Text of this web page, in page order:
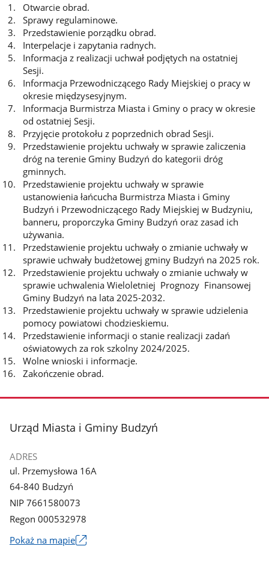
Otwarcie obrad.
Sprawy regulaminowe.
Przedstawienie porządku obrad.
Interpelacje i zapytania radnych.
Informacja z realizacji uchwał podjętych na ostatniej
Sesji.
Informacja Przewodniczącego Rady Miejskiej o pracy w
okresie międzysesyjnym.
Informacja Burmistrza Miasta i Gminy o pracy w okresie
od ostatniej Sesji.
Przyjęcie protokołu z poprzednich obrad Sesji.
Przedstawienie projektu uchwały w sprawie zaliczenia
dróg na terenie Gminy Budzyń do kategorii dróg
gminnych.
Przedstawienie projektu uchwały w sprawie
ustanowienia łańcucha Burmistrza Miasta i Gminy
Budzyń i Przewodniczącego Rady Miejskiej w Budzyniu,
banneru, proporczyka Gminy Budzyń oraz zasad ich
używania.
Przedstawienie projektu uchwały o zmianie uchwały w
sprawie uchwały budżetowej gminy Budzyń na 2025 rok.
Przedstawienie projektu uchwały o zmianie uchwały w
sprawie uchwalenia Wieloletniej Prognozy Finansowej
Gminy Budzyń na lata 2025-2032.
Przedstawienie projektu uchwały w sprawie udzielenia
pomocy powiatowi chodzieskiemu.
Przedstawienie informacji o stanie realizacji zadań
oświatowych za rok szkolny 2024/2025.
Wolne wnioski i informacje.
Zakończenie obrad.
stopka
Urząd Miasta i Gminy Budzyń
ADRES
ul. Przemysłowa 16A
64-840 Budzyń
NIP 7661580073
Regon 000532978
Pokaż na mapieLink